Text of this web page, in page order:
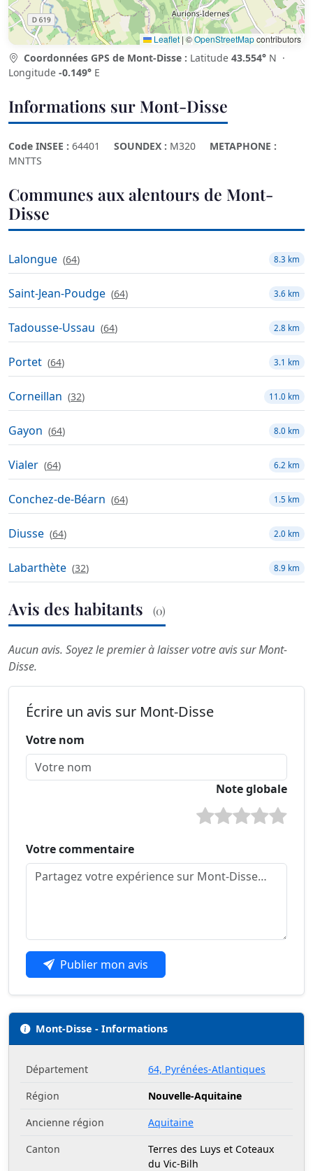
Leaflet | ©OpenStreetMapcontributors
Coordonnées GPS de Mont-Disse : Latitude 43.554° N ·
Longitude -0.149° E
Informations sur Mont-Disse
Code INSEE : 64401 SOUNDEX : M320
METAPHONE :
MNTTS
Communes aux alentours de Mont-
Disse
Lalongue (64) 8.3 km
Saint-Jean-Poudge (64) 3.6 km
Tadousse-Ussau (64) 2.8 km
Portet (64) 3.1 km
Corneillan (32) 11.0 km
Gayon (64) 8.0 km
Vialer (64) 6.2 km
Conchez-de-Béarn (64) 1.5 km
Diusse (64) 2.0 km
Labarthète (32) 8.9 km
Avis des habitants (0)
Aucun avis. Soyez le premier à laisser votre avis sur Mont-
Disse.
Écrire un avis sur Mont-Disse
Votre nom
Note globale
Votre commentaire
Publier mon avis
Mont-Disse - Informations
Département
64, Pyrénées-Atlantiques
Région
Nouvelle-Aquitaine
Ancienne région
Aquitaine
Canton
Terres des Luys et Coteaux
du Vic-Bilh